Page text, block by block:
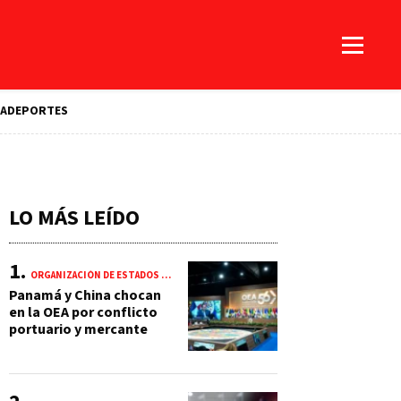
DEPORTES
LO MÁS LEÍDO
ORGANIZACIÓN DE ESTADOS AMERICANOS (OEA)
Panamá y China chocan
en la OEA por conflicto
portuario y mercante